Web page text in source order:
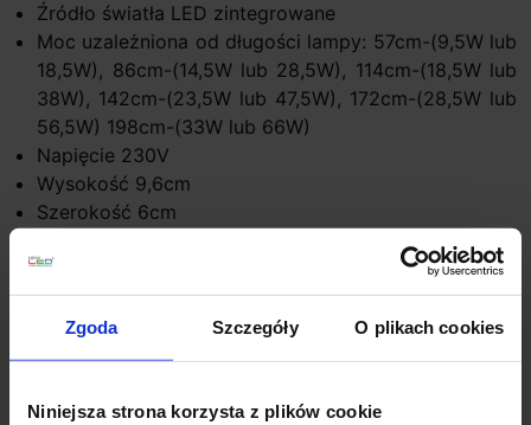
Zgoda Szczegóły O plikach cookies
Niniejsza strona korzysta z plików cookie
Źródło światła LED zintegrowane
Moc uzależniona od długości lampy: 57cm-(9,5W lub
18,5W), 86cm-(14,5W lub 28,5W), 114cm-(18,5W lub
38W), 142cm-(23,5W lub 47,5W), 172cm-(28,5W lub
56,5W) 198cm-(33W lub 66W)
Napięcie 230V
Wysokość 9,6cm
Szerokość 6cm
Barwa światła biała ciepła 2700K/3000K, biała
naturalna 4000K
Strumień światła uzależniony od mocy i barwy
światła:
86cm/14,5W: 1620-1860lm, 86cm/28,5W: 3250-